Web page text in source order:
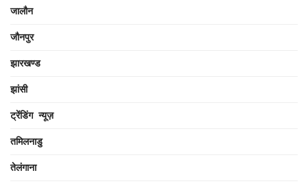
जालौन
जौनपुर
झारखण्ड
झांसी
ट्रेंडिंग न्यूज़
तमिलनाडु
तेलंगाना